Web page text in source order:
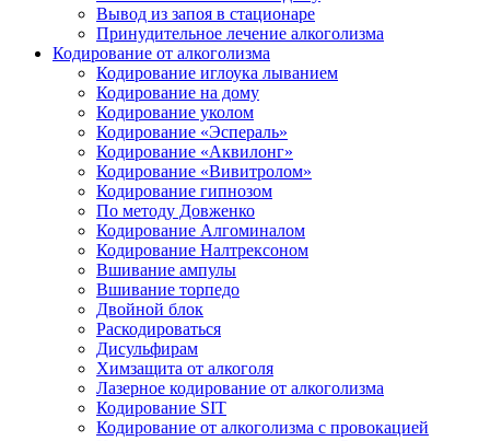
Вывод из запоя в стационаре
Принудительное лечение алкоголизма
Кодирование от алкоголизма
Кодирование иглоука лыванием
Кодирование на дому
Кодирование уколом
Кодирование «Эспераль»
Кодирование «Аквилонг»
Кодирование «Вивитролом»
Кодирование гипнозом
По методу Довженко
Кодирование Алгоминалом
Кодирование Налтрексоном
Вшивание ампулы
Вшивание торпедо
Двойной блок
Раскодироваться
Дисульфирам
Химзащита от алкоголя
Лазерное кодирование от алкоголизма
Кодирование SIT
Кодирование от алкоголизма с провокацией